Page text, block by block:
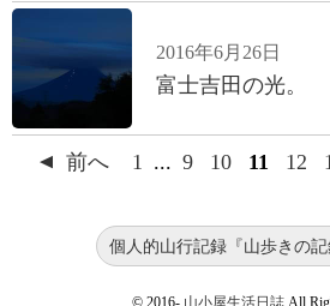
2016年6月26日
富士吉田の光。
前へ 1 ... 9 10 11 12
個人的山行記録『山歩きの
© 2016- 山小屋生活日誌All